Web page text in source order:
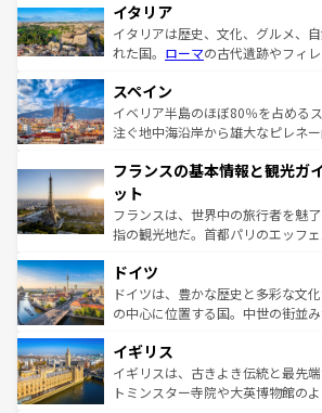
イタリア
イタリアは歴史、文化、グルメ、
れた国。 ローマの古代遺跡やフィ
ろん、トスカーナの美しい田園風景
景など、自然景観も見逃せない。
ピザやパスタなど、絶品のイタリ
ませてくれるイタリアで、忘れら
なお、新着のイタリア情報は
しい。
スペイン
イベリア半島のほぼ80％を占める
注ぐ地中海沿岸から雄大なピレネ
文化が根付くこの国では、情熱的
れる闘牛、そして美味しいタパスが
る。首都マドリードの洗練された
アートに溢れた街角から、地方で
せる。地方によって風土や気候が
性で訪れる人を
ンテンツ一覧を参照してほしい。
フランスの基本情報と観光ガ
ット
フランスは、世界中の旅行者を魅
指の観光地だ。首都パリのエッフ
で、幅広い魅力が詰まっている。
聖堂、美しいビーチ、そして豊か
から魅了する。また、フランスは
いる。シャンパンの発祥地であるラ
香り高いラベンダー畑など、多彩
らに、パリ以外の地域にも魅力が
ドイツ
ドイツは、豊かな歴史と多彩な文
の中心に位置する国。中世の街並
顔を持つこの国は、どこを歩いても
ルリンの文化的活気、バイエルン
してライン川沿いのワイン畑とい
イギリス
イギリスは、古きよき伝統と最先
トミンスター寺院や大英博物館の